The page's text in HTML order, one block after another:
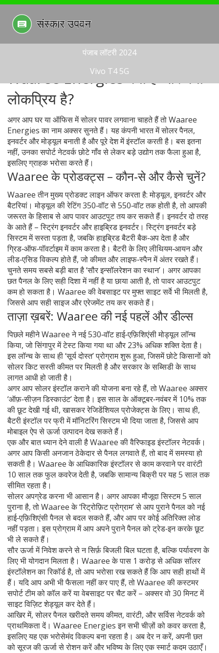
पंजाब लॉटरी 2024
Vivo T4 5G
Waaree Energies क्या है और क्यों
लोकप्रिय है?
अगर आप घर या ऑफिस में सोलर पावर लगवाना चाहते हैं तो Waaree
Energies का नाम अक्सर सुनते हैं। यह कंपनी भारत में सोलर पैनल,
इनवर्टर और मोड्यूल बनाती है और पूरे देश में इंस्टॉल करती है। बस इतना
नहीं, उनका सपोर्ट नेटवर्क छोटे गाँव से लेकर बड़े उद्योग तक फैला हुआ है,
इसलिए ग्राहक भरोसा करते हैं।
Waaree के प्रोडक्ट्स – कौन‑से और कैसे चुनें?
Waaree तीन मुख्य प्रोडक्ट लाइन ऑफर करता है: मोड्यूल, इनवर्टर और
बैटरियां। मोड्यूल की रेटिंग 350‑वॉट से 550‑वॉट तक होती है, तो आपकी
जरूरत के हिसाब से आप पावर आउटपुट तय कर सकते हैं। इनवर्टर दो तरह
के आते हैं – स्ट्रिंग इनवर्टर और हाइब्रिड इनवर्टर। स्ट्रिंग इनवर्टर बड़े
सिस्टम में सस्ता पड़ता है, जबकि हाइब्रिड बैटरी बैक‑अप देता है और
ग्रिड‑ऑफ‑पॉवर्टाइम में काम करता है। बैटरी के लिए लीथियम‑आयन और
लीड‑एसिड विकल्प होते हैं, जो कीमत और लाइफ‑स्पैन में अंतर रखते हैं।
चुनते समय सबसे बड़ी बात है ‘सौर इन्सॉलरेशन का स्थान’। अगर आपका
छत पैनल के लिए सही दिशा में नहीं है या छाया आती है, तो पावर आउटपुट
कम हो सकता है। Waaree की वेबसाइट पर मुफ्त साइट सर्वे भी मिलती है,
जिससे आप सही साइज और एरेजमेंट तय कर सकते हैं।
ताज़ा ख़बरें: Waaree की नई पहलें और डील्स
पिछले महीने Waaree ने नई 530‑वॉट हाई‑एफ़िशिएंसी मोड्यूल लॉन्च
किया, जो सिंगापुर में टेस्ट किया गया था और 23% अधिक शक्ति देता है।
इस लॉन्च के साथ ही ‘सूर्य दोस्त’ प्रोग्राम शुरू हुआ, जिसमें छोटे किसानों को
सोलर किट सस्ती कीमत पर मिलती है और सरकार के सब्सिडी के साथ
लागत आधी हो जाती है।
अगर आप सोलर इंस्टॉल कराने की योजना बना रहे हैं, तो Waaree अक्सर
‘ऑफ़‑सीज़न डिस्काउंट’ देता है। इस साल के ऑक्टूबर‑नवंबर में 10% तक
की छूट देखी गई थी, खासकर रेजिडेंशियल प्रोजेक्ट्स के लिए। साथ ही,
बैटरी इंस्टॉल पर फ्री में मॉनिटरिंग सिस्टम भी दिया जाता है, जिससे आप
मोबाइल ऐप से ऊर्जा उत्पादन देख सकते हैं।
एक और बात ध्यान देने वाली है Waaree की वैरिफाइड इंस्टॉलर नेटवर्क।
अगर आप किसी अनजान ठेकेदार से पैनल लगवाते हैं, तो बाद में समस्या हो
सकती है। Waaree के आधिकारिक इंस्टॉलर से काम करवाने पर वारंटी
10 साल तक फुल कवरेज देती है, जबकि सामान्य बिक्री पर यह 5 साल तक
सीमित रहता है।
सोलर अपग्रेड करना भी आसान है। अगर आपका मौजूदा सिस्टम 5 साल
पुराना है, तो Waaree के ‘रिट्रोफ़िट प्रोग्राम’ से आप पुराने पैनल को नई
हाई‑एफ़िशिएंसी पैनल से बदल सकते हैं, और आप पर कोई अतिरिक्त लोड
नहीं पड़ता। इस प्रोग्राम में आप अपने पुराने पैनल को ट्रेड‑इन करके छूट
भी ले सकते हैं।
सौर ऊर्जा में निवेश करने से न सिर्फ़ बिजली बिल घटता है, बल्कि पर्यावरण के
लिए भी योगदान मिलता है। Waaree के पास 1 करोड़ से अधिक सॉलर
इंस्टॉलेशन का रिकॉर्ड है, तो आप भरोसा रख सकते हैं कि आप सही हाथों में
हैं। यदि आप अभी भी फैसला नहीं कर पाए हैं, तो Waaree की कस्टमर
सपोर्ट टीम को कॉल करें या वेबसाइट पर चैट करें – अक्सर वो 30 मिनट में
साइट विज़िट शेड्यूल कर देते हैं।
आखिर में, सोलर पैनल खरीदते समय कीमत, वारंटी, और सर्विस नेटवर्क को
प्राथमिकता दें। Waaree Energies इन सभी चीज़ों को कवर करता है,
इसलिए यह एक भरोसेमंद विकल्प बना रहता है। अब देर न करें, अपनी छत
को सूरज की ऊर्जा से रोशन करें और भविष्य के लिए एक स्मार्ट कदम उठाएँ।